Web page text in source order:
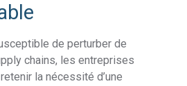
de perturber de
chains, les entreprises
la nécessité d’une